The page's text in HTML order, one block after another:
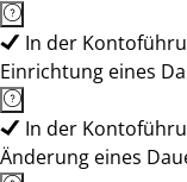
In der
Einrichtung eines
In der
Änderung eines